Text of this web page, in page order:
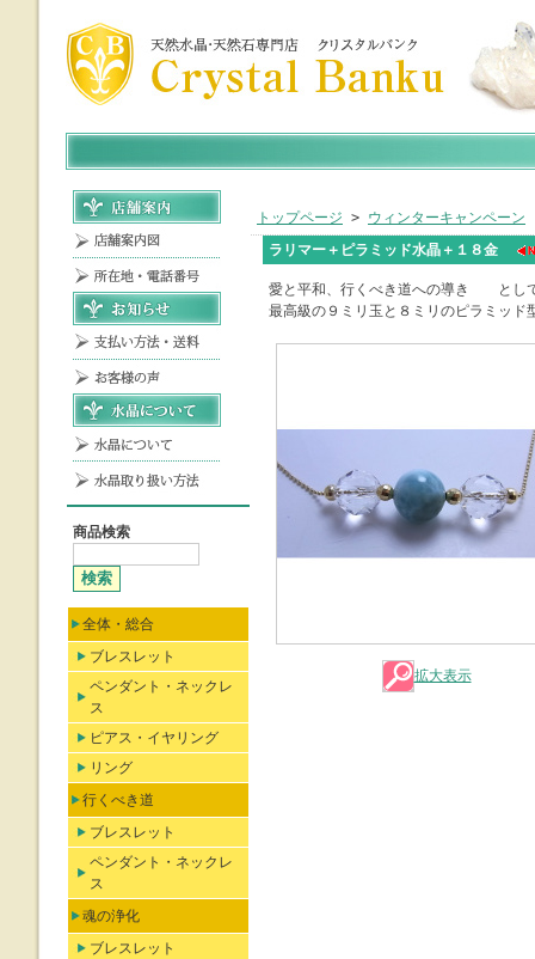
商品検索
全体・総合
ブレスレット
ペンダント・ネックレ
ス
ピアス・イヤリング
リング
行くべき道
ブレスレット
ペンダント・ネックレ
ス
魂の浄化
ブレスレット
トップページ > ウィンターキャンペーン
ラリマー＋ピラミッド水晶＋１８金
愛と平和、行くべき道への導き とし
最高級の９ミリ玉と８ミリのピラミッド
拡大表示